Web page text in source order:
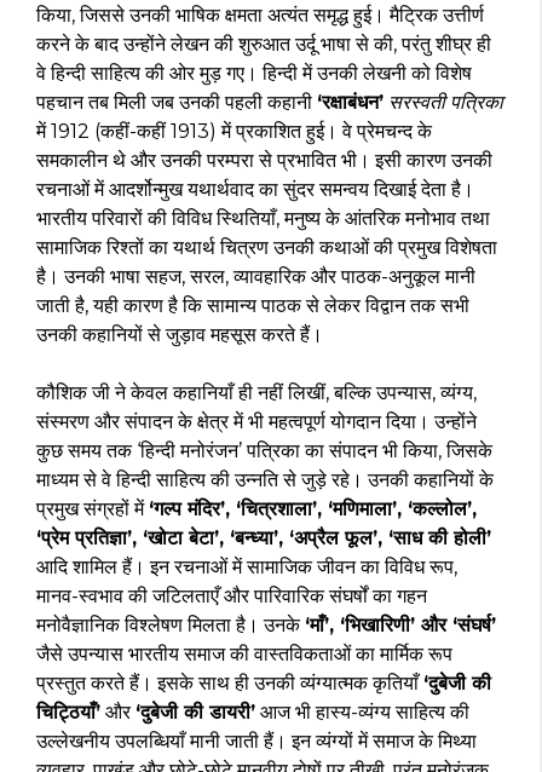
किया, जिससे उनकी भाषिक क्षमता अत्यंत समृद्ध हुई। मैट्रिक उत्तीर्ण
करने के बाद उन्होंने लेखन की शुरुआत उर्दू भाषा से की, परंतु शीघ्र ही
वे हिन्दी साहित्य की ओर मुड़ गए। हिन्दी में उनकी लेखनी को विशेष
पहचान तब मिली जब उनकी पहली कहानी ‘रक्षाबंधन’ सरस्वती पत्रिका
में 1912 (कहीं-कहीं 1913) में प्रकाशित हुई। वे प्रेमचन्द के
समकालीन थे और उनकी परम्परा से प्रभावित भी। इसी कारण उनकी
रचनाओं में आदर्शोन्मुख यथार्थवाद का सुंदर समन्वय दिखाई देता है।
भारतीय परिवारों की विविध स्थितियाँ, मनुष्य के आंतरिक मनोभाव तथा
सामाजिक रिश्तों का यथार्थ चित्रण उनकी कथाओं की प्रमुख विशेषता
है। उनकी भाषा सहज, सरल, व्यावहारिक और पाठक-अनुकूल मानी
जाती है, यही कारण है कि सामान्य पाठक से लेकर विद्वान तक सभी
उनकी कहानियों से जुड़ाव महसूस करते हैं।
कौशिक जी ने केवल कहानियाँ ही नहीं लिखीं, बल्कि उपन्यास, व्यंग्य,
संस्मरण और संपादन के क्षेत्र में भी महत्वपूर्ण योगदान दिया। उन्होंने
कुछ समय तक ‘हिन्दी मनोरंजन’ पत्रिका का संपादन भी किया, जिसके
माध्यम से वे हिन्दी साहित्य की उन्नति से जुड़े रहे। उनकी कहानियों के
प्रमुख संग्रहों में ‘गल्प मंदिर’, ‘चित्रशाला’, ‘मणिमाला’, ‘कल्लोल’,
‘प्रेम प्रतिज्ञा’, ‘खोटा बेटा’, ‘बन्ध्या’, ‘अप्रैल फूल’, ‘साध की होली’
आदि शामिल हैं। इन रचनाओं में सामाजिक जीवन का विविध रूप,
मानव-स्वभाव की जटिलताएँ और पारिवारिक संघर्षों का गहन
मनोवैज्ञानिक विश्लेषण मिलता है। उनके ‘माँ’, ‘भिखारिणी’ और ‘संघर्ष’
जैसे उपन्यास भारतीय समाज की वास्तविकताओं का मार्मिक रूप
प्रस्तुत करते हैं। इसके साथ ही उनकी व्यंग्यात्मक कृतियाँ ‘दुबेजी की
चिट्ठियाँ’ और ‘दुबेजी की डायरी’ आज भी हास्य-व्यंग्य साहित्य की
उल्लेखनीय उपलब्धियाँ मानी जाती हैं। इन व्यंग्यों में समाज के मिथ्या